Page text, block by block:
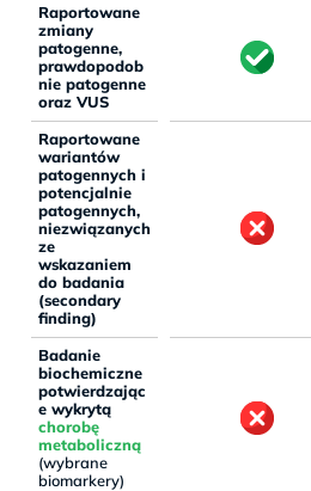
Raportowane
zmiany
patogenne,
prawdopodob
nie patogenne
oraz VUS
Raportowane
wariantów
patogennych i
potencjalnie
patogennych,
niezwiązanych
ze
wskazaniem
do badania
(secondary
finding)
Badanie
biochemiczne
potwierdzając
e wykrytą
chorobę
metaboliczną
(wybrane
biomarkery)